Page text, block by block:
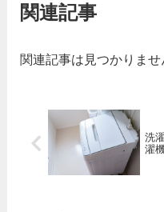
関連記事
関連記事は見つかりませ
洗
濯